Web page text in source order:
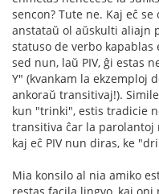
sencon? Tute ne. Kaj eĉ
anstataŭ ol aŭskulti aliajn
statuso de verbo kapablas
sed nun, laŭ PIV, ĝi estas
Y" (kvankam la ekzemploj
ankoraŭ transitivaj!).
kun "trinki", estis tradicie
transitiva ĉar la
kaj eĉ PIV nun diras, ke
Mia konsilo al nia amiko
restas facila lingvo, kaj